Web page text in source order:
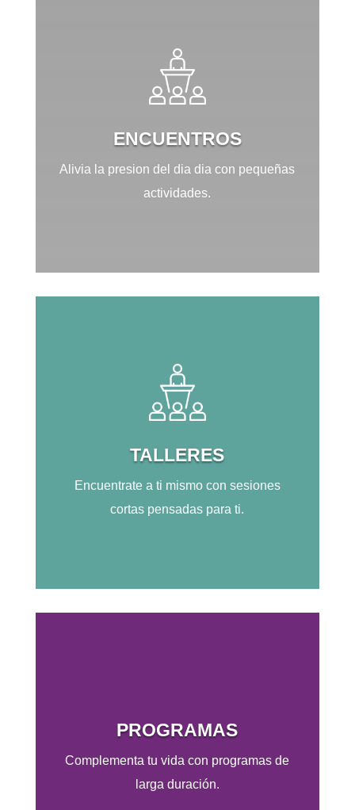
ENCUENTROS
Alivia la presion del dia dia con pequeñas
actividades.
TALLERES
Encuentrate a ti mismo con sesiones
cortas pensadas para ti.
PROGRAMAS
Complementa tu vida con programas de
larga duración.